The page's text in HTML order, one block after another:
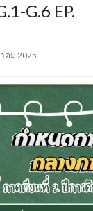
G.6 EP.
คม 2025